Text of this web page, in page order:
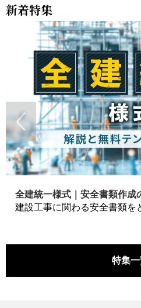
新着特集
全建統一様式｜安全書類作成
特集